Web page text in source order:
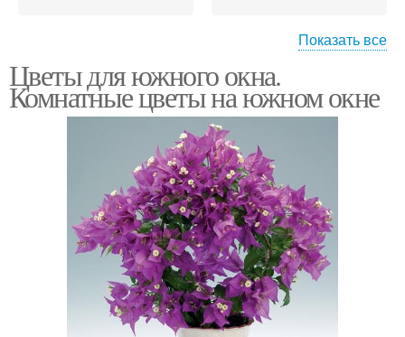
Растения на окно Восточное окно
Западное окно
Растения для западного
окна
Цвета для западного
окна
Растения для южного
окна
Показать все
Цветы для южного окна.
Комнатные цветы на южном окне